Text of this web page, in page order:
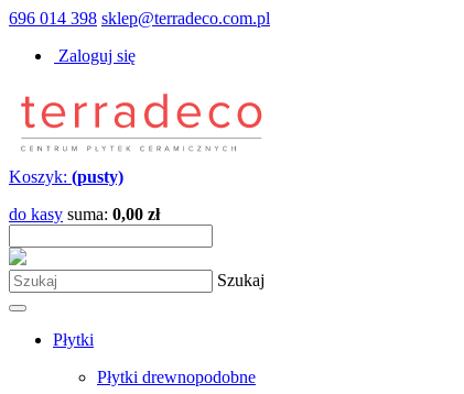
696 014 398 sklep@terradeco.com.pl
Zaloguj się
Koszyk: (pusty)
do kasy suma: 0,00 zł
Szukaj
Płytki
Płytki drewnopodobne